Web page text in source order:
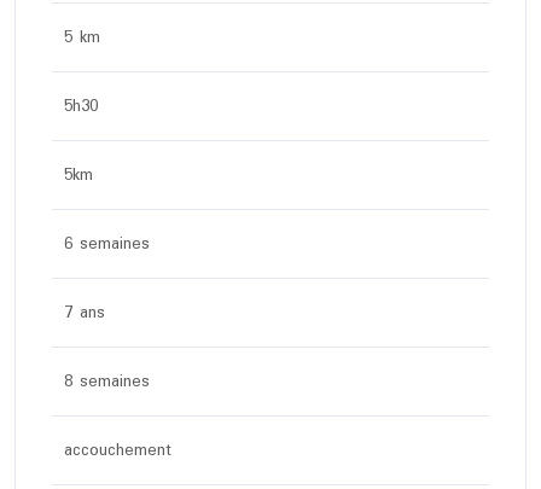
5 km
5h30
5km
6 semaines
7 ans
8 semaines
accouchement